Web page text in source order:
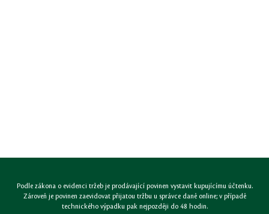
Podle zákona o evidenci tržeb je prodávající povinen vystavit kupujícímu účtenku.
Zároveň je povinen zaevidovat přijatou tržbu u správce daně online; v případě
technického výpadku pak nejpozději do 48 hodin.